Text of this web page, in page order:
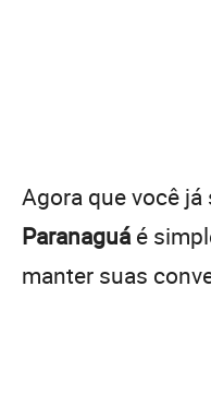
Agora que você já
Paranaguá é
manter suas